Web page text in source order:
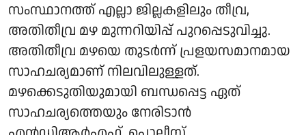
സംസ്ഥാനത്ത് എല്ലാ ജില്ലകളിലും തീവ്ര,
അതിതീവ്ര മഴ മുന്നറിയിപ്പ് പുറപ്പെടുവിച്ചു.
അതിതീവ്ര മഴയെ തുടർന്ന് പ്രളയസമാനമായ
സാഹചര്യമാണ് നിലവിലുള്ളത്.
മഴക്കെടുതിയുമായി ബന്ധപ്പെട്ട ഏത്
സാഹചര്യത്തെയും നേരിടാന്‍